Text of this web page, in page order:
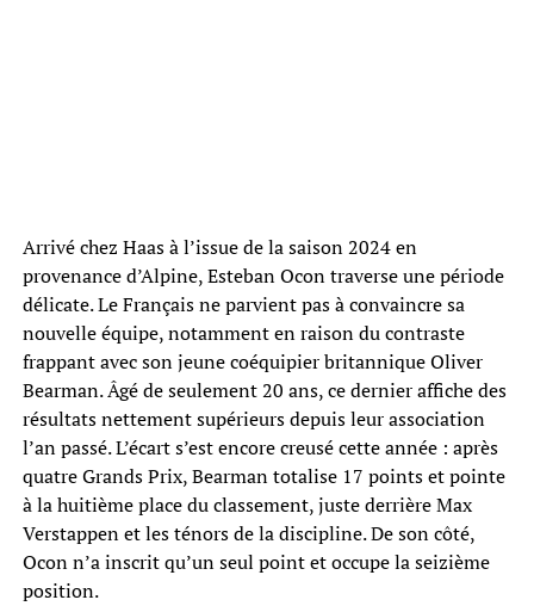
Arrivé chez Haas à l’issue de la saison 2024 en
provenance d’Alpine, Esteban Ocon traverse une période
délicate. Le Français ne parvient pas à convaincre sa
nouvelle équipe, notamment en raison du contraste
frappant avec son jeune coéquipier britannique Oliver
Bearman. Âgé de seulement 20 ans, ce dernier affiche des
résultats nettement supérieurs depuis leur association
l’an passé. L’écart s’est encore creusé cette année : après
quatre Grands Prix, Bearman totalise 17 points et pointe
à la huitième place du classement, juste derrière Max
Verstappen et les ténors de la discipline. De son côté,
Ocon n’a inscrit qu’un seul point et occupe la seizième
position.